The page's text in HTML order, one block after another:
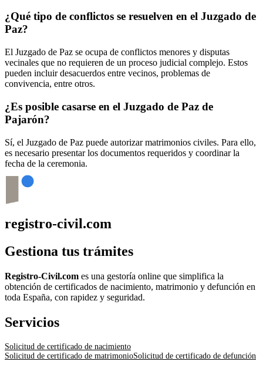
¿Qué tipo de conflictos se resuelven en el Juzgado de
Paz?
El Juzgado de Paz se ocupa de conflictos menores y disputas
vecinales que no requieren de un proceso judicial complejo. Estos
pueden incluir desacuerdos entre vecinos, problemas de
convivencia, entre otros.
¿Es posible casarse en el Juzgado de Paz de
Pajarón?
Sí, el Juzgado de Paz puede autorizar matrimonios civiles. Para ello,
es necesario presentar los documentos requeridos y coordinar la
fecha de la ceremonia.
registro-civil.com
Gestiona tus trámites
Registro-Civil.com es una gestoría online que simplifica la
obtención de certificados de nacimiento, matrimonio y defunción en
toda España, con rapidez y seguridad.
Servicios
Solicitud de certificado de nacimiento
Solicitud de certificado de matrimonioSolicitud de certificado de defunción